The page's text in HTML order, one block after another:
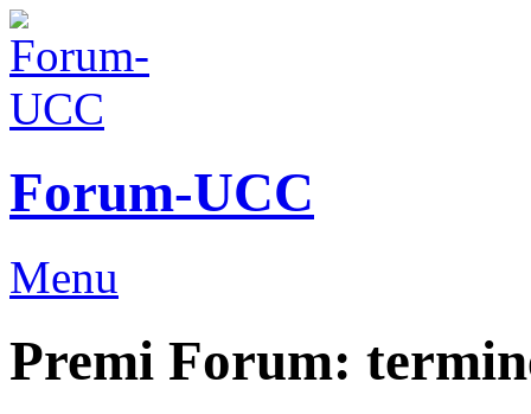
Forum-UCC
Menu
Premi Forum: